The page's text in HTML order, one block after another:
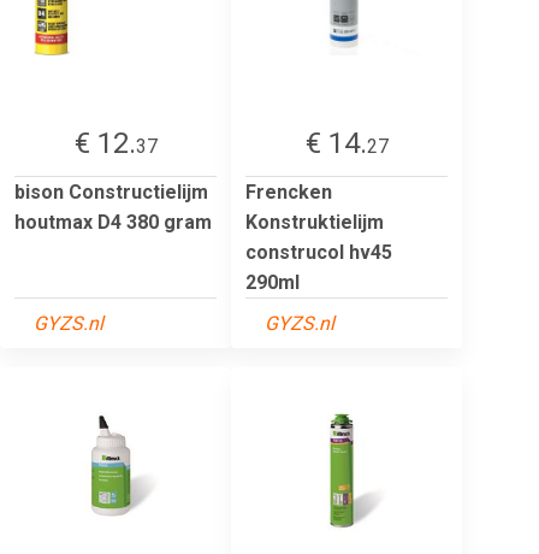
€ 12.37
bison Constructielijm
houtmax D4 380 gram
GYZS.nl
€ 14.27
Frencken
Konstruktielijm
construcol hv45
290ml
GYZS.nl